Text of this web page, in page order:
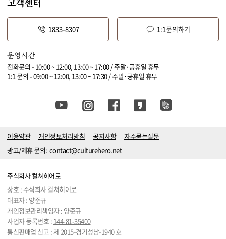
1833-8307 1:1문의하기
운영시간
전화문의 - 10:00 ~ 12:00, 13:00 ~ 17:00 / 주말·공휴일 휴무
1:1 문의 - 09:00 ~ 12:00, 13:00 ~ 17:30 / 주말·공휴일 휴무
이용약관 개인정보처리방침 공지사항
자주묻는질문
광고/제휴 문의: contact@culturehero.net
주식회사 컬쳐히어로
상호 : 주식회사 컬쳐히어로
대표자 : 양준규
개인정보관리책임자 : 양준규
사업자 등록번호 : 144-81-35400
통신판매업 신고 : 제 2015-경기성남-1940 호